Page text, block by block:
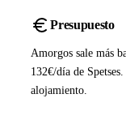
Presupuesto
Amorgos sale más
132€/día de
alojamiento.